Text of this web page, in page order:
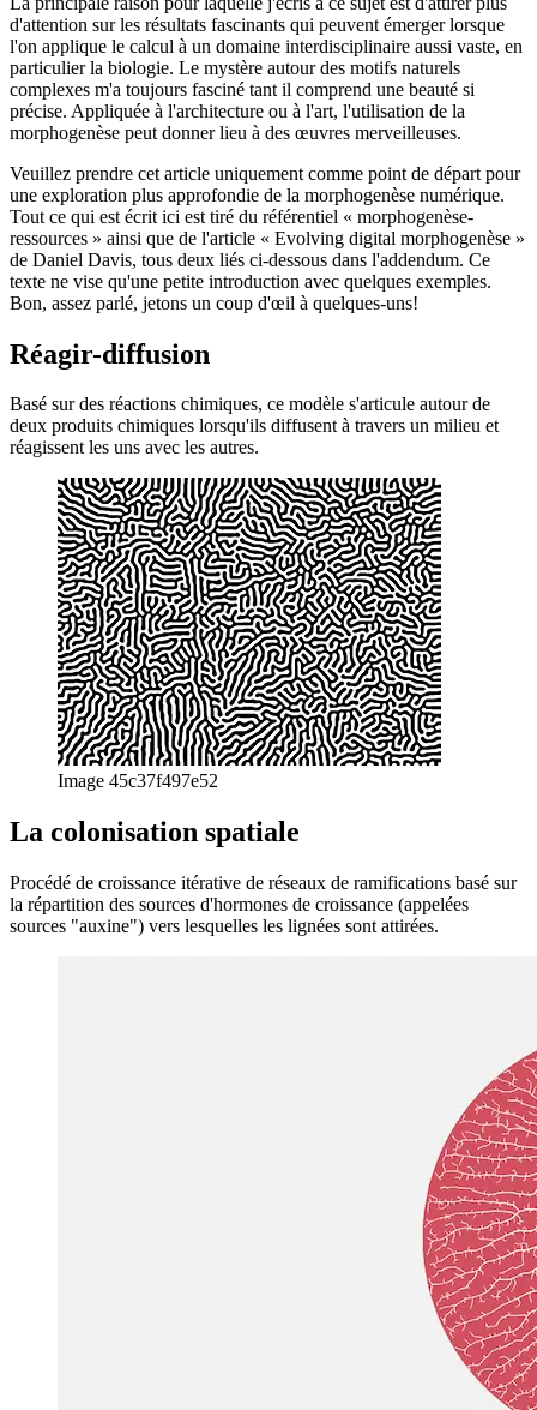
que la biologie et la physique ainsi que l'art et les mathématiques,
par exemple.
La principale raison pour laquelle j'écris à ce sujet est d'attirer plus
d'attention sur les résultats fascinants qui peuvent émerger lorsque
l'on applique le calcul à un domaine interdisciplinaire aussi vaste, en
particulier la biologie. Le mystère autour des motifs naturels
précise. Appliquée à l'architecture ou à l'art, l'utilisation de la
morphogenèse peut donner lieu à des œuvres merveilleuses.
Veuillez prendre cet article uniquement comme point de départ pour
une exploration plus approfondie de la morphogenèse numérique.
Tout ce qui est écrit ici est tiré du référentiel « morphogenèse-
ressources » ainsi que de l'article « Evolving digital morphogenèse »
texte ne vise qu'une petite introduction avec quelques exemples.
Bon, assez parlé, jetons un coup d'œil à quelques-uns!
Réagir-diffusion
deux produits chimiques lorsqu'ils diffusent à travers un milieu et
réagissent les uns avec les autres.
Image 45c37f497e52
La colonisation spatiale
Procédé de croissance itérative de réseaux de ramifications basé sur
la répartition des sources d'hormones de croissance (appelées
sources "auxine") vers lesquelles les lignées sont attirées.
Image 209eeebc5872
Fractales
Probablement connues de la plupart des gens, les fractales décrivent
un modèle en évolution infinie qui est généré par récursivité. Les
véritables fractales infinies ne sont pas possibles dans la nature en
Un motif très célèbre et principalement associé à la beauté et à
l'harmonie naturelles. En prenant la définition de Wikipédia, en
mathématiques, deux quantités sont dans le nombre d'or si leur
rapport est le même que le rapport de leur somme à la plus grande